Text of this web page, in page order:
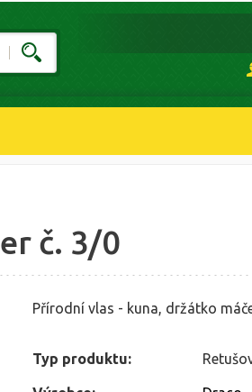
č. 3/0
Přírodní vlas - kuna, držátko
Typ produktu: